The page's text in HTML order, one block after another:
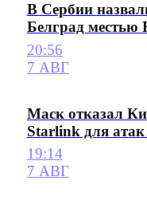
В Сербии
Белград местью
20:56
7 АВГ
Маск отказал
Starlink для атак
19:14
7 АВГ